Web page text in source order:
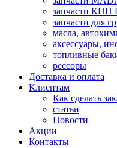
запчасти КПП
запчасти для
масла,
аксессуары,
топливные
рессоры
Доставка и оплата
Клиентам
Как сделать
статьи
Новости
Акции
Контакты